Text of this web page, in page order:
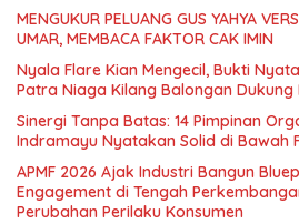
MENGUKUR PELUANG GUS YAHYA
UMAR, MEMBACA FAKTOR CAK IMIN
Nyala Flare Kian Mengecil, Bukti
Patra Niaga Kilang Balongan Dukung
Sinergi Tanpa Batas: 14 Pimpinan
Indramayu Nyatakan Solid di Bawah
APMF 2026 Ajak Industri Bangun
Engagement di Tengah
Perubahan Perilaku Konsumen